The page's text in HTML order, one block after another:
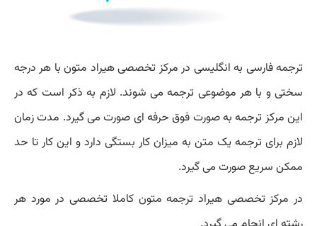
ترجمه فارسی به انگلیسی در مرکز تخصصی هیراد متون با هر درجه
سختی و با هر موضوعی ترجمه می شوند. لازم به ذکر است که در
این مرکز ترجمه به صورت فوق حرفه ای صورت می گیرد. مدت زمان
لازم برای ترجمه یک متن به میزان کار بستگی دارد و این کار تا حد
ممکن سریع صورت می گیرد.
در مرکز تخصصی هیراد ترجمه متون کاملا تخصصی در مورد هر